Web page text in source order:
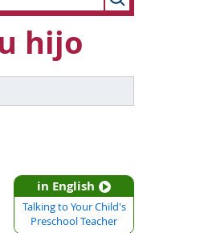
hijo
in English
Talking to Your Child's
Preschool Teacher